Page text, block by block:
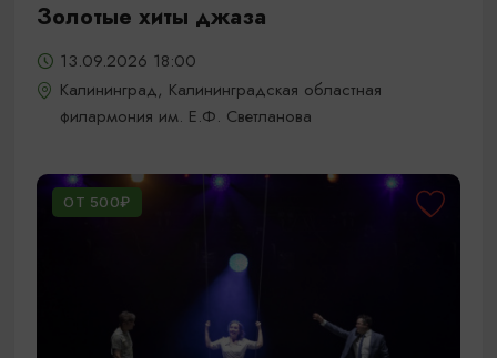
Золотые хиты джаза
13.09.2026 18:00
Калининград, Калининградская областная
филармония им. Е.Ф. Светланова
ОТ 500₽